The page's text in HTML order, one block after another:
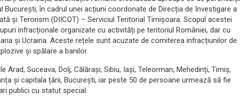
București, în cadrul unei acțiuni coordonate de Direcția de Investigare a
și Terorism (DIICOT) – Serviciul Teritorial Timișoara. Scopul acestei
infracționale organizate cu activități pe teritoriul României, dar cu
și Ucraina. Aceste rețele sunt acuzate de comiterea infracțiunilor de
și spălare a banilor.
Arad, Suceava, Dolj, Călărași, Sibiu, Iași, Teleorman, Mehedinți, Timiș,
și capitala țării, București, iar peste 50 de persoane urmează să fie
publici cu statut special.